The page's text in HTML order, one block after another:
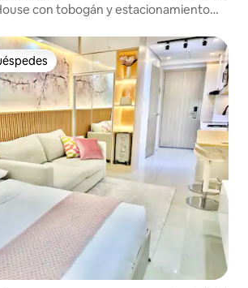
con tobogán y estacionamiento